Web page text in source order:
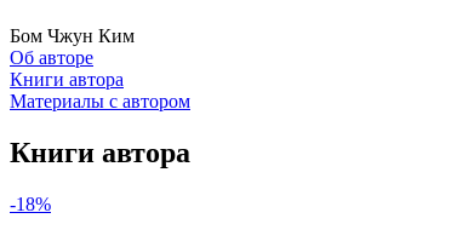
Бом Чжун Ким
Об авторе
Книги автора
Материалы с автором
Книги автора
-18%